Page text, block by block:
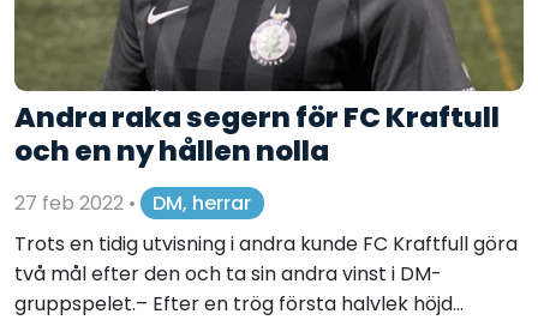
Andra raka segern för FC Kraftull
och en ny hållen nolla
27 feb 2022 •
DM, herrar
Trots en tidig utvisning i andra kunde FC Kraftfull göra
två mål efter den och ta sin andra vinst i DM-
gruppspelet.– Efter en trög första halvlek höjd...